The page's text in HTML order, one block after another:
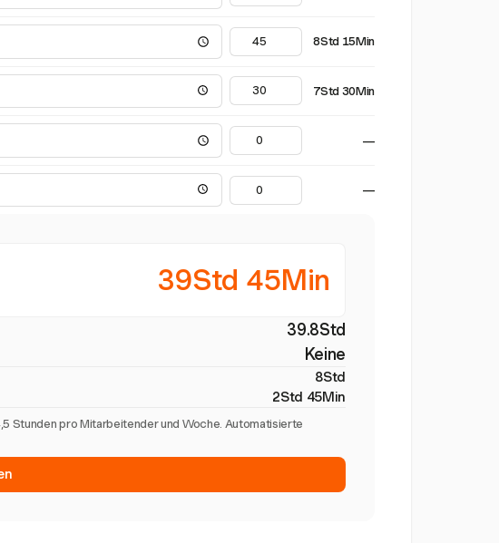
8Std 15Min
7Std 30Min
—
—
39Std 45Min
39.8Std
Keine
8Std
2Std 45Min
Stunden pro Mitarbeitender und Woche. Automatisierte